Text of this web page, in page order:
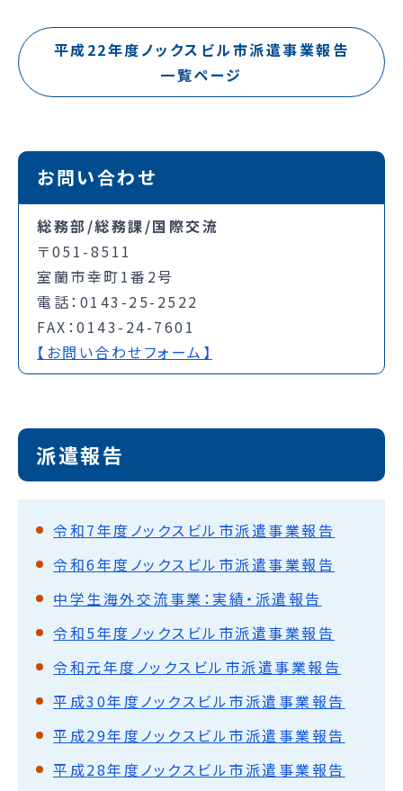
平成22年度ノックスビル市派遣事業報告
一覧ページ
お問い合わせ
総務部/総務課/国際交流
〒051-8511
室蘭市幸町1番2号
電話：0143-25-2522
FAX：0143-24-7601
【お問い合わせフォーム】
派遣報告
令和7年度ノックスビル市派遣事業報告
令和6年度ノックスビル市派遣事業報告
中学生海外交流事業：実績・派遣報告
令和5年度ノックスビル市派遣事業報告
令和元年度ノックスビル市派遣事業報告
平成30年度ノックスビル市派遣事業報告
平成29年度ノックスビル市派遣事業報告
平成28年度ノックスビル市派遣事業報告